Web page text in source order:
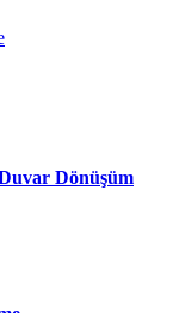
Duvar Dönüşüm